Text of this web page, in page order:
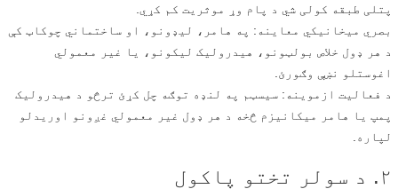
پتلی طبقه کولی شي د پام وړ موثریت کم کړي.
بصري میخانیکي معاینه: په هامر، لیډونو، او ساختماني چوکاټ کې
د هر ډول خلاص بولټونو، هیدرولیک لیکونو، یا غیر معمولي
اغوستلو نښې وګورئ.
د فعالیت ازموینه: سیسټم په لنډه توګه چل کړئ ترڅو د هیدرولیک
پمپ یا هامر میکانیزم څخه د هر ډول غیر معمولي غږونو اوریدلو
لپاره.
۲. د سولر تختو پاکول